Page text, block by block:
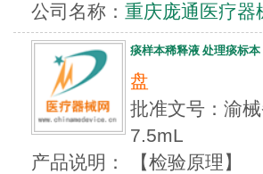
公司名称： 重庆庞通医疗器
痰样本稀释液 处理痰标本
盘
批准文号：渝
7.5mL
产品说明： 【检验原理】